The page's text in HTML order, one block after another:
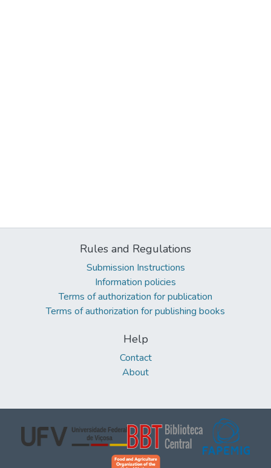
Rules and Regulations
Submission Instructions
Information policies
Terms of authorization for publication
Terms of authorization for publishing books
Help
Contact
About